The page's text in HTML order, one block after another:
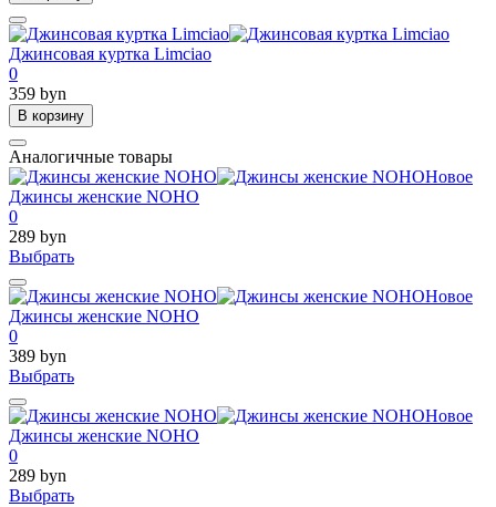
Джинсовая куртка Limciao
0
359 byn
В корзину
Аналогичные товары
Новое
Джинсы женские NOHO
0
289 byn
Выбрать
Новое
Джинсы женские NOHO
0
389 byn
Выбрать
Новое
Джинсы женские NOHO
0
289 byn
Выбрать